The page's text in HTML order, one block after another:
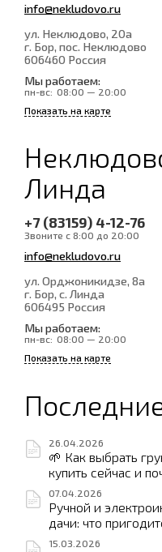
info@nekludovo.ru
ул. Неклюдово, 20а
г. Бор, пос. Неклюдово
606460 Россия
Мы работаем:
пн-вс: 08:00 — 20:00
Показать на карте
Линда
+7 (83159) 4-12-76
Звоните с 8:00 до 20:00
info@nekludovo.ru
ул. Орджоникидзе, 8а
г. Бор, с. Линда
606495 Россия
Мы работаем:
пн-вс: 08:00 — 20:00
Показать на карте
26.04.2026
🌱 Как выбрать
купить сейчас и
07.04.2026
Ручной и
дачи: что
15.03.2026